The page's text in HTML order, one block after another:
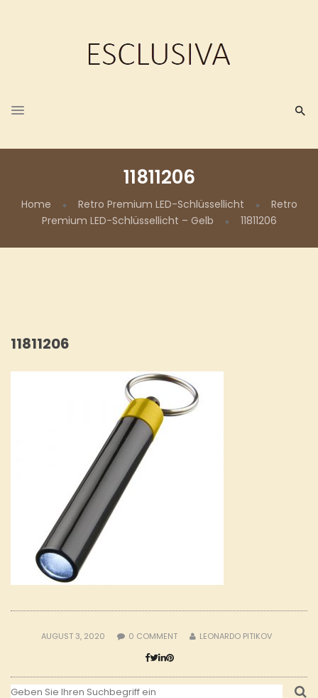
11811206
Home Retro Premium LED-Schlüssellicht
Retro
Premium LED-Schlüssellicht – Gelb
11811206
11811206
AUGUST 3, 2020 0 COMMENT LEONARDO PITIKOV